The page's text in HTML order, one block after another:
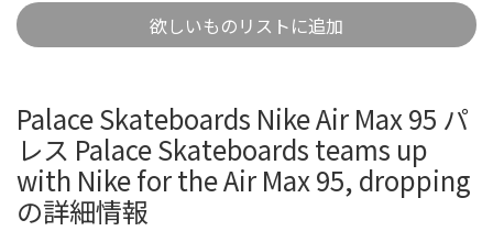
欲しいものリストに追加
Palace Skateboards Nike Air Max 95 パ
レス Palace Skateboards teams up
with Nike for the Air Max 95, dropping
の詳細情報